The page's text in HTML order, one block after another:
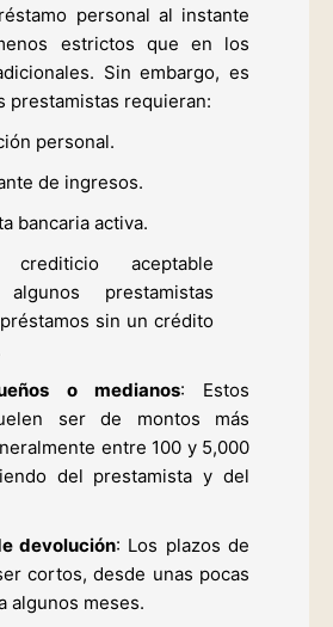
personal al instante
estrictos que en los
Sin embargo, es
prestamistas requieran:
personal.
de ingresos.
bancaria activa.
crediticio aceptable
prestamistas
sin un crédito
o medianos: Estos
ser de montos más
entre 100 y 5,000
del prestamista y del
devolución: Los plazos de
cortos, desde unas pocas
algunos meses.